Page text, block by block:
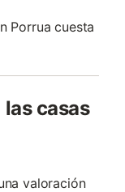
Porrua cuesta
casas
valoración